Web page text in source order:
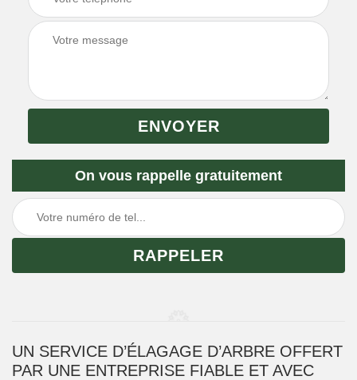
On vous rappelle gratuitement
UN SERVICE D’ÉLAGAGE D’ARBRE OFFERT
PAR UNE ENTREPRISE FIABLE ET AVEC